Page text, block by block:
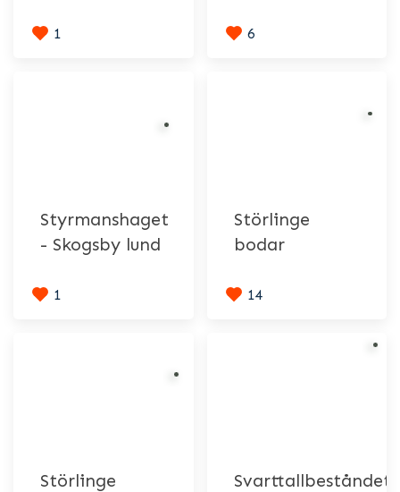
1 6
Styrmanshaget
- Skogsby lund
1
Störlinge
bodar
14
Störlinge
Svarttallbeståndet